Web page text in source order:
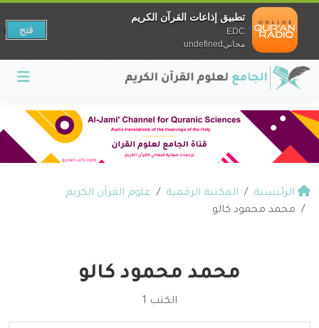
الرئيسية المكتبة الرقمية
علوم القرآن الكريم
محمد محمود كالو
محمد محمود كالو
الكتب 1
تطبيق إذاعات القرآن الكريم
EDC
مجانيundefined
فتح